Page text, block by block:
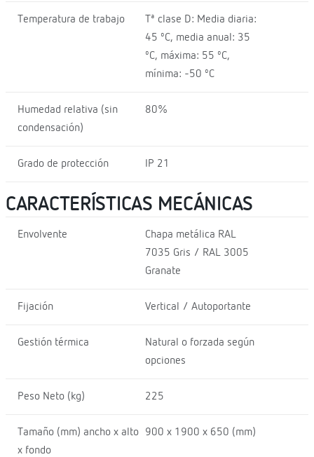
Temperatura de trabajo
Tª clase D: Media diaria:
45 ºC, media anual: 35
ºC, máxima: 55 ºC,
mínima: -50 ºC
Humedad relativa (sin
condensación)
80%
Grado de protección IP 21
CARACTERÍSTICAS MECÁNICAS
Envolvente
Chapa metálica RAL
7035 Gris / RAL 3005
Granate
Fijación Vertical / Autoportante
Gestión térmica
Natural o forzada según
opciones
Peso Neto (kg) 225
Tamaño (mm) ancho x alto
x fondo
900 x 1900 x 650 (mm)